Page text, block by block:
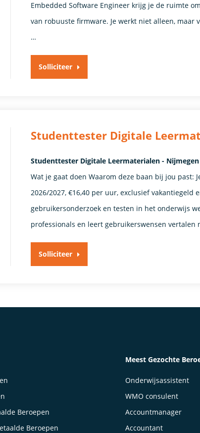
Embedded Software Engineer krijg je de ruimte
van robuuste firmware. Je werkt niet alleen,
…
Solliciteer
Studenttester Digitale
Studenttester Digitale Leermaterialen -
Wat je gaat doen Waarom deze baan bij jou
2026/2027, €16,40 per uur, exclusief
gebruikersonderzoek en testen in het onderwijs
professionals en leert gebruikerswensen vertalen
Solliciteer
Beroepen
Beroepen
Meest Gezochte
Onderwijsassistent
WMO consulent
Accountmanager
Accountant